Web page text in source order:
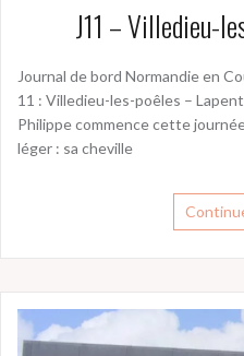
J11 – Villedieu-
Journal de bord Normandie en
11 : Villedieu-les-poêles –
Philippe commence cette
léger : sa cheville